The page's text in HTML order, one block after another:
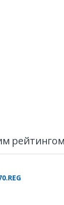
рейтингом